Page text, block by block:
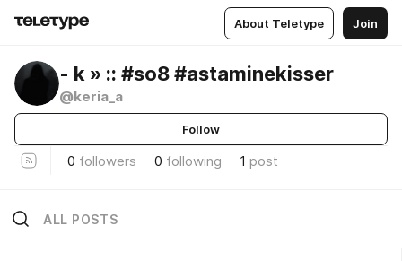
About Teletype Join
- k » :: #so8 #astaminekisser
@keria_a
Follow
0 followers 0 following 1 post
ALL POSTS